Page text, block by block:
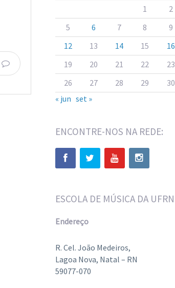
1
2
5
6 7 8 9
12
13 14 15 16
19
20 21 22 23
26
27 28 29 30
« jun set »
ENCONTRE-NOS NA REDE:
ESCOLA DE MÚSICA DA UFRN
Endereço
R. Cel. João Medeiros,
Lagoa Nova, Natal – RN
59077-070